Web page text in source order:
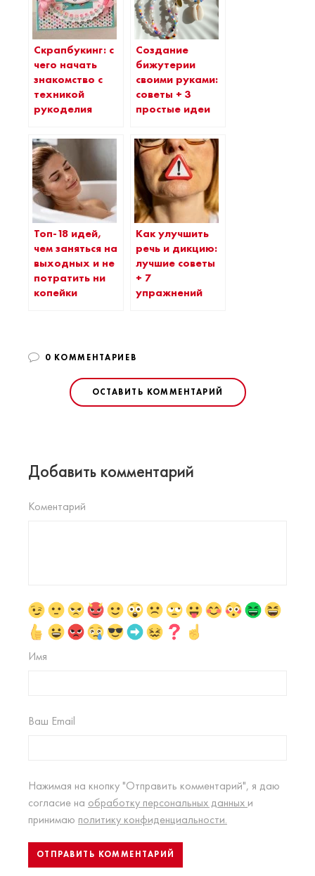
Скрапбукинг: с
чего начать
знакомство с
техникой
рукоделия
Создание
бижутерии
своими руками:
советы + 3
простые идеи
Топ-18 идей,
чем заняться на
выходных и не
потратить ни
копейки
Как улучшить
речь и дикцию:
лучшие советы
+ 7
упражнений
0 КОММЕНТАРИЕВ
ОСТАВИТЬ КОММЕНТАРИЙ
Добавить комментарий
Коментарий
Имя
Ваш Email
Нажимая на кнопку "Отправить комментарий", я даю
согласие на обработку персональных данных и
принимаю политику конфиденциальности.